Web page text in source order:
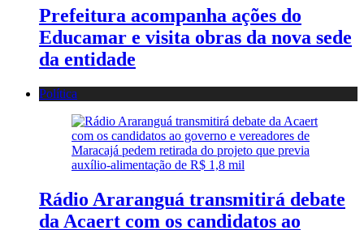
Prefeitura acompanha ações do
Educamar e visita obras da nova sede
da entidade
Política
Rádio Araranguá transmitirá debate
da Acaert com os candidatos ao